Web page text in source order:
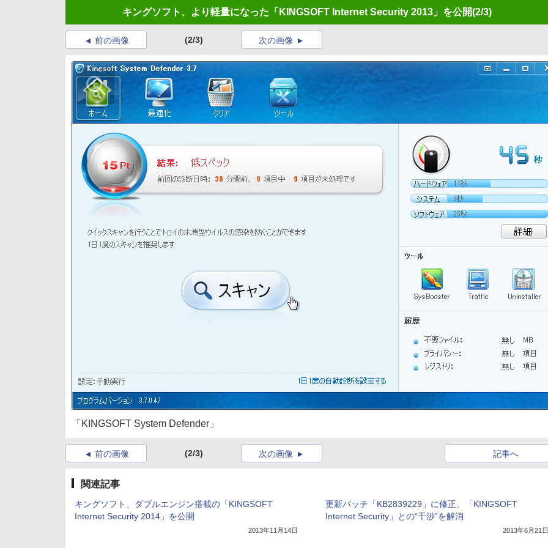
キングソフト、より軽量になった「KINGSOFT Internet Security 2013」を公開(2/3)
前の画像 (2/3) 次の画像
「KINGSOFT System Defender」
前の画像 (2/3) 記事へ
次の画像
関連記事
キングソフト、ダブルエンジン搭載の「KINGSOFT
Internet Security 2014」を公開
2013年11月14日
更新パッチ「KB2839229」に修正、「KINGSOFT
Internet Security」との“干渉”を解消
2013年6月21日